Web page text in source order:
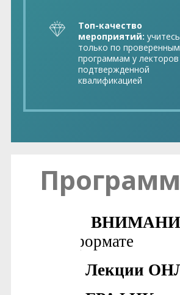
Топ-качество
мероприятий: учитесь
только по проверенным
программам у лекторов
подтвержденной
квалификацией